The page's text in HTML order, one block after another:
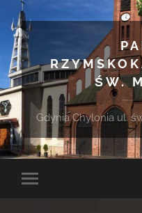
ŚW.
Gdynia Chylonia ul.
Toggle